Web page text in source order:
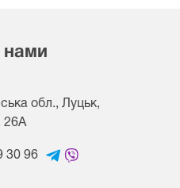
нами
обл., Луцьк,
26A
30 96